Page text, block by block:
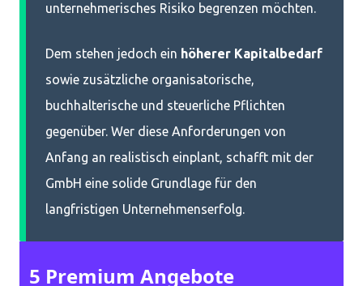
unternehmerisches Risiko begrenzen möchten.
Dem stehen jedoch ein höherer Kapitalbedarf
sowie zusätzliche organisatorische,
buchhalterische und steuerliche Pflichten
gegenüber. Wer diese Anforderungen von
Anfang an realistisch einplant, schafft mit der
GmbH eine solide Grundlage für den
langfristigen Unternehmenserfolg.
5 Premium Angebote